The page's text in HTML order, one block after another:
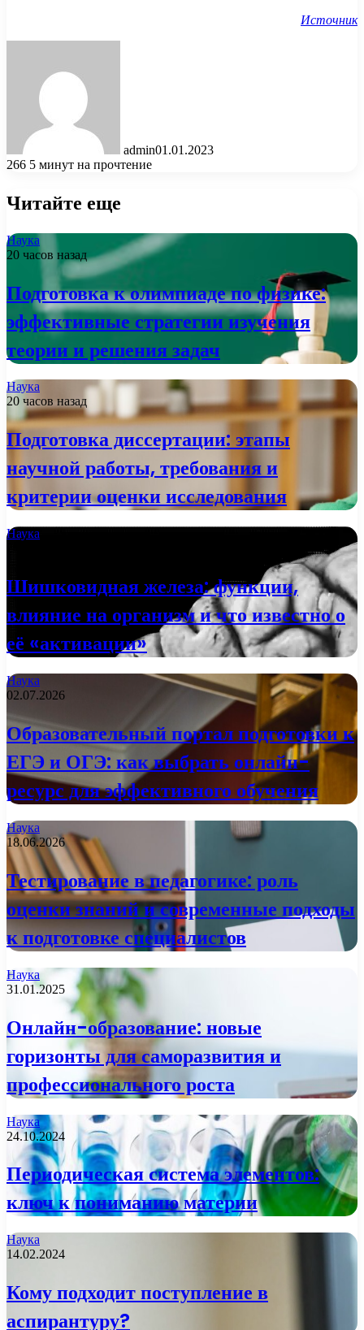
Источник
admin01.01.2023
266 5 минут на прочтение
Читайте еще
Наука
20 часов назад
Подготовка к олимпиаде по физике:
эффективные стратегии изучения
теории и решения задач
Наука
20 часов назад
Подготовка диссертации: этапы
научной работы, требования и
критерии оценки исследования
Наука
Шишковидная железа: функции,
влияние на организм и что известно о
её «активации»
Наука
02.07.2026
Образовательный портал подготовки к
ЕГЭ и ОГЭ: как выбрать онлайн-
ресурс для эффективного обучения
Наука
18.06.2026
Тестирование в педагогике: роль
оценки знаний и современные подходы
к подготовке специалистов
Наука
31.01.2025
Онлайн-образование: новые
горизонты для саморазвития и
профессионального роста
Наука
24.10.2024
Периодическая система элементов:
ключ к пониманию материи
Наука
14.02.2024
Кому подходит поступление в
аспирантуру?